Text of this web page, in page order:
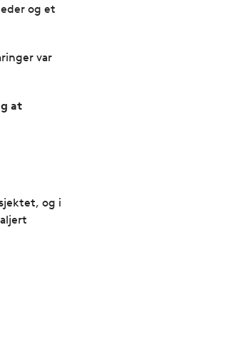
og et
var
at
og i